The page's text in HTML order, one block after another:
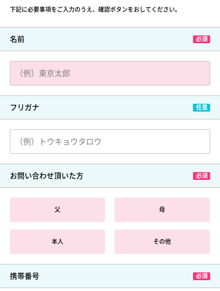
下記に必要事項をご入力のうえ、確認ボタンをおしてください。
名前
フリガナ
お問い合わせ頂いた方
父 母
本人 その他
携帯番号